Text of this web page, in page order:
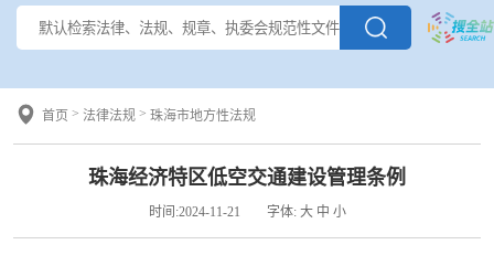
首页 > 法律法规 > 珠海市地方性法规
珠海经济特区低空交通建设管理条例
时间:2024-11-21 字体: 大 中 小